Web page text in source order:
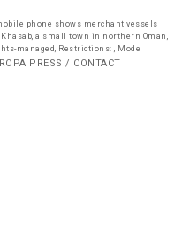
a small town in northern Oman,
managed, Restrictions: , Mode
PRESS / CONTACT